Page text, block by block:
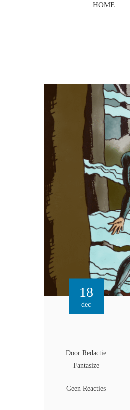
HOME
18
dec
Door Redactie
Fantasize
Geen Reacties